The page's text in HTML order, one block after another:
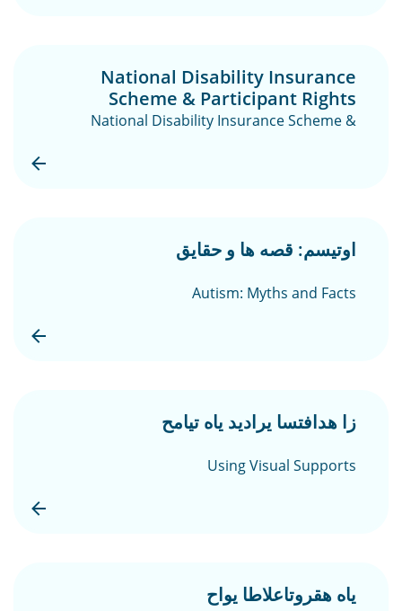
National Disability Insurance
Scheme & Participant Rights
National Disability Insurance Scheme &
اوتیسم: قصه ها و حقایق
Autism: Myths and Facts
زا هدافتسا یرادید یاه تیامح
Using Visual Supports
یاه هقروتاعلاطا یواح